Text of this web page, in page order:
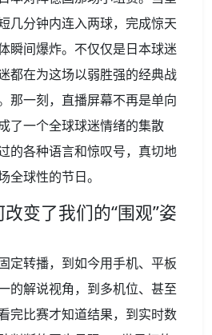
几分钟内连入两球，完成惊天
瞬间爆炸。不仅仅是日本球迷
都在为这场以弱胜强的经典战
那一刻，直播屏幕不再是单向
了一个全球球迷情绪的集散
的各种语言和惊叹号，真切地
全球性的节日。
变了我们的“围观”姿
定转播，到如今用手机、平板
的解说视角，到多机位、甚至
完比赛才知道结果，到实时数